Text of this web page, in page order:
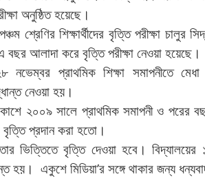
অনুষ্ঠিত হয়েছে ।
পঞ্চম শ্রেণির শিক্ষার্থীদের বৃত্তি পরীক্ষা চালুর
বছর আলাদা করে বৃত্তি পরীক্ষা নেওয়া হয়েছে ।
নভেম্বর প্রাথমিক শিক্ষা সমাপনীতে মেধা
নেওয়া হয়।
২০০৯ সালে প্রাথমিক সমাপনী ও পরের
বৃত্তি প্রদান করা হতো ।
ভিত্তিতে বৃত্তি দেওয়া হবে । বিদ্যালয়ের
হয়। একুশে মিডিয়া’র সঙ্গে থাকার জন্য